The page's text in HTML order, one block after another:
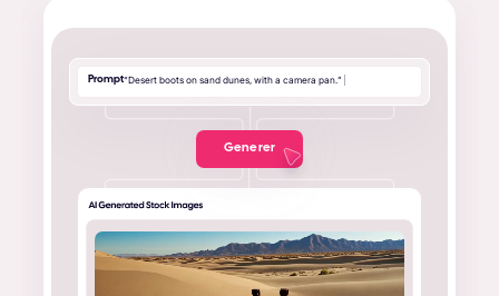
Prompt“Desert boots on sand dunes, with a camera pan.”
Generer